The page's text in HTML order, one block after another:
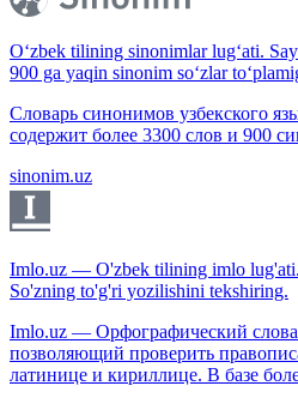
O‘zbek tilining sinonimlar lug‘ati.
900 ga yaqin sinonim so‘zlar
Словарь синонимов узбекского
содержит более 3300 слов и 900
sinonim.uz
Imlo.uz — O'zbek tilining imlo lug'ati.
So'zning to'g'ri yozilishini tekshiring.
Imlo.uz — Орфографический
позволяющий проверить
латинице и кириллице. В базе